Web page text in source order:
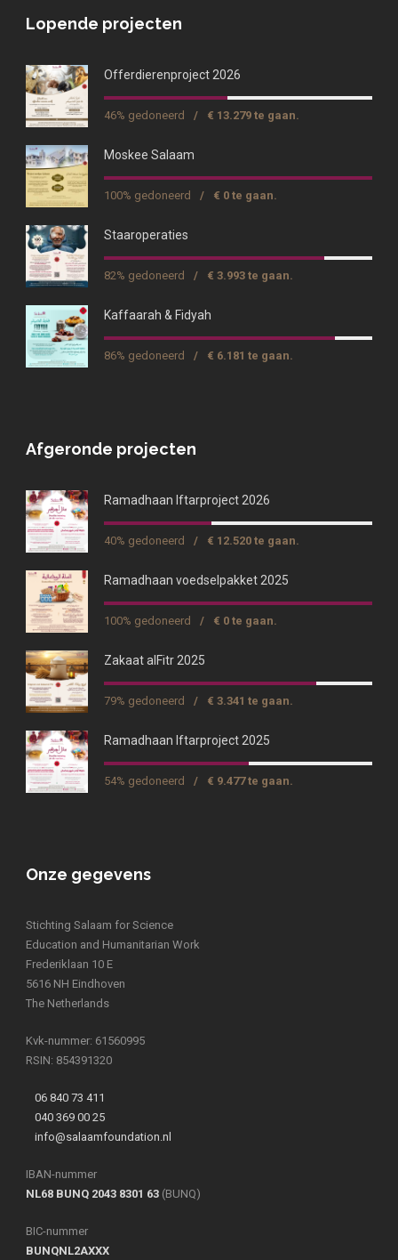
Lopende projecten
Offerdierenproject 2026
46% gedoneerd / € 13.279 te gaan.
Moskee Salaam
100% gedoneerd / € 0 te gaan.
Staaroperaties
82% gedoneerd / € 3.993 te gaan.
Kaffaarah & Fidyah
86% gedoneerd / € 6.181 te gaan.
Afgeronde projecten
Ramadhaan Iftarproject 2026
40% gedoneerd / € 12.520 te gaan.
Ramadhaan voedselpakket 2025
100% gedoneerd / € 0 te gaan.
Zakaat alFitr 2025
79% gedoneerd / € 3.341 te gaan.
Ramadhaan Iftarproject 2025
54% gedoneerd / € 9.477 te gaan.
Onze gegevens
Stichting Salaam for Science
Education and Humanitarian Work
Frederiklaan 10 E
5616 NH Eindhoven
The Netherlands
Kvk-nummer: 61560995
RSIN: 854391320
06 840 73 411
040 369 00 25
info@salaamfoundation.nl
IBAN-nummer
NL68 BUNQ 2043 8301 63 (BUNQ)
BIC-nummer
BUNQNL2AXXX